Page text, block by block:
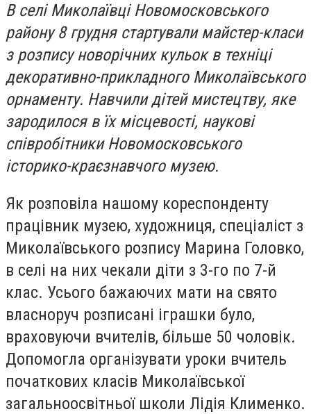
В селі Миколаївці Новомосковського
району 8 грудня стартували майстер-класи
з розпису новорічних кульок в техніці
декоративно-прикладного Миколаївського
орнаменту. Навчили дітей мистецтву, яке
зародилося в їх місцевості, наукові
співробітники Новомосковського
історико-краєзнавчого музею.
Як розповіла нашому кореспонденту
працівник музею, художниця, спеціаліст з
Миколаївського розпису Марина Головко,
в селі на них чекали діти з 3-го по 7-й
клас. Усього бажаючих мати на свято
власноруч розписані іграшки було,
враховуючи вчителів, більше 50 чоловік.
Допомогла організувати уроки вчитель
початкових класів Миколаївської
загальноосвітньої школи Лідія Клименко.